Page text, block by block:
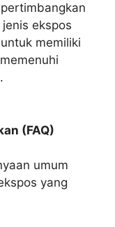
ekspos
memiliki
(FAQ)
umum
yang